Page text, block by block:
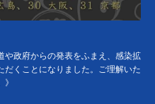
や政府からの発表をふまえ、感染拡
だくことになりました。ご理解いた